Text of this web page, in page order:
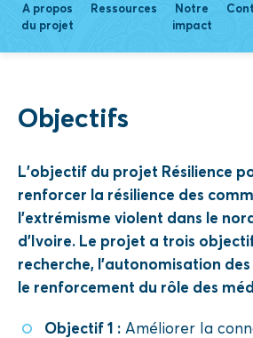
A propos
du projet
Ressources
Notre
impact
Objectifs
L’objectif du projet Résilience
renforcer la résilience des
l’extrémisme violent dans le
d’Ivoire. Le projet a trois
recherche, l’autonomisation
le renforcement du rôle des
Objectif 1 : Améliorer la